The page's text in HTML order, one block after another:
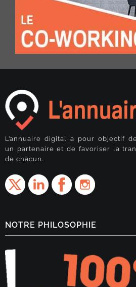
L’annuaire digital a pour objectif
un partenaire et de favoriser la
de chacun.
NOTRE PHILOSOPHIE